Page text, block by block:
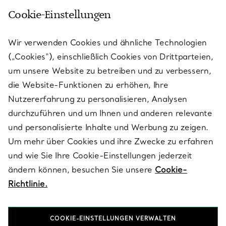
KUNDENSERVICE
SERVICES
ÜBER TIFFANY & CO.
RECHTLICHE HINWEISE
FOLGEN SIE UNS
Cookie-Einstellungen
Wir verwenden Cookies und ähnliche Technologien
(„Cookies“), einschließlich Cookies von Drittparteien,
um unsere Website zu betreiben und zu verbessern,
die Website-Funktionen zu erhöhen, Ihre
Nutzererfahrung zu personalisieren, Analysen
durchzuführen und um Ihnen und anderen relevante
und personalisierte Inhalte und Werbung zu zeigen.
Um mehr über Cookies und ihre Zwecke zu erfahren
und wie Sie Ihre Cookie-Einstellungen jederzeit
ändern können, besuchen Sie unsere Cookie-
Richtlinie.
COOKIE-EINSTELLUNGEN VERWALTEN